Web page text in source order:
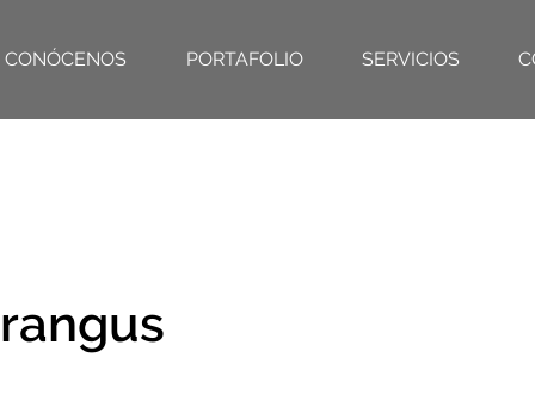
CONÓCENOS PORTAFOLIO SERVICIOS